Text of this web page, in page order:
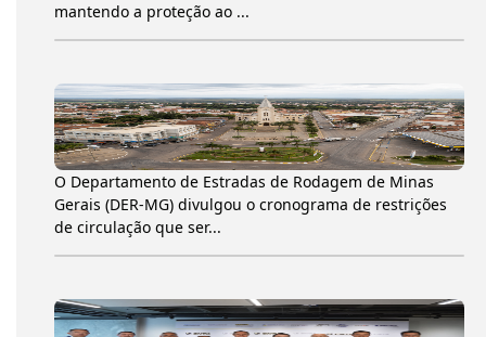
mantendo a proteção ao ...
O Departamento de Estradas de Rodagem de Minas
Gerais (DER-MG) divulgou o cronograma de restrições
de circulação que ser...